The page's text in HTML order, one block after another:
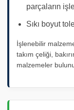
parçaların
Sıkı boyut
İşlenebilir
takım çeliği,
malzemeler